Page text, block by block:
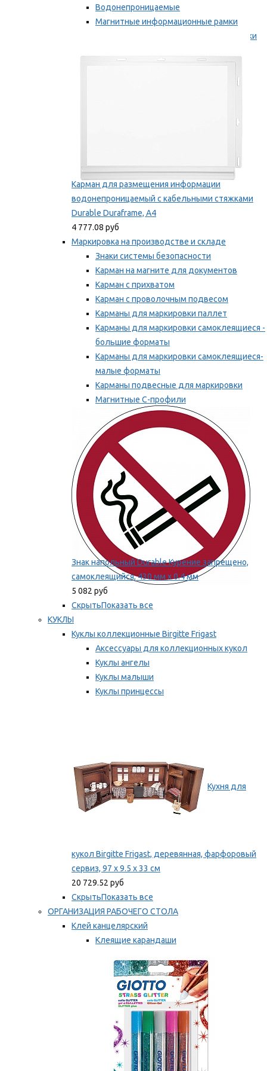
Водонепроницаемые
Магнитные информационные рамки
Самоклеящиеся информационные рамки
Карман для размещения информации
водонепроницаемый с кабельными стяжками
Durable Duraframe, А4
4 777.08 руб
Маркировка на производстве и складе
Знаки системы безопасности
Карман на магните для документов
Карман с прихватом
Карман с проволочным подвесом
Карманы для маркировки паллет
Карманы для маркировки самоклеящиеся -
большие форматы
Карманы для маркировки самоклеящиеся-
малые форматы
Карманы подвесные для маркировки
Магнитные С-профили
Напольная маркировка
Мы рекомендуем
Знак напольный Durable Курение запрещено,
самоклеящийся, 430 мм х 0.4 мм
5 082 руб
СкрытьПоказать все
КУКЛЫ
Куклы коллекционные Birgitte Frigast
Аксессуары для коллекционных кукол
Куклы ангелы
Куклы малыши
Куклы принцессы
Кухня для
кукол Birgitte Frigast, деревянная, фарфоровый
сервиз, 97 x 9.5 x 33 см
20 729.52 руб
СкрытьПоказать все
ОРГАНИЗАЦИЯ РАБОЧЕГО СТОЛА
Клей канцелярский
Клеящие карандаши
Мы рекомендуем